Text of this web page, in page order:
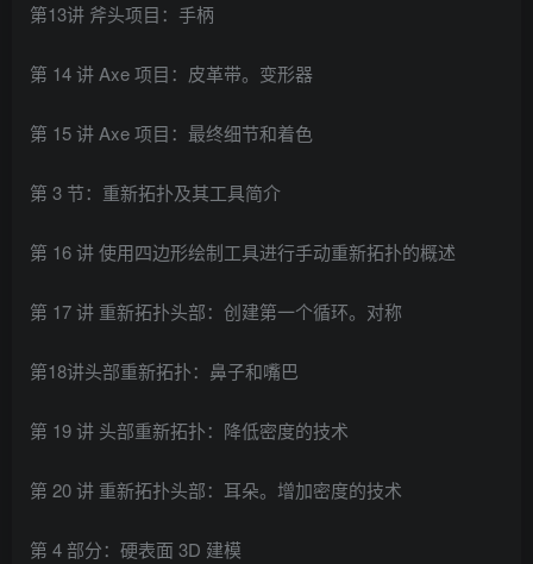
第13讲 斧头项目：手柄
第 14 讲 Axe 项目：皮革带。变形器
第 15 讲 Axe 项目：最终细节和着色
第 3 节：重新拓扑及其工具简介
第 16 讲 使用四边形绘制工具进行手动重新拓扑的概述
第 17 讲 重新拓扑头部：创建第一个循环。对称
第18讲头部重新拓扑：鼻子和嘴巴
第 19 讲 头部重新拓扑：降低密度的技术
第 20 讲 重新拓扑头部：耳朵。增加密度的技术
第 4 部分：硬表面 3D 建模